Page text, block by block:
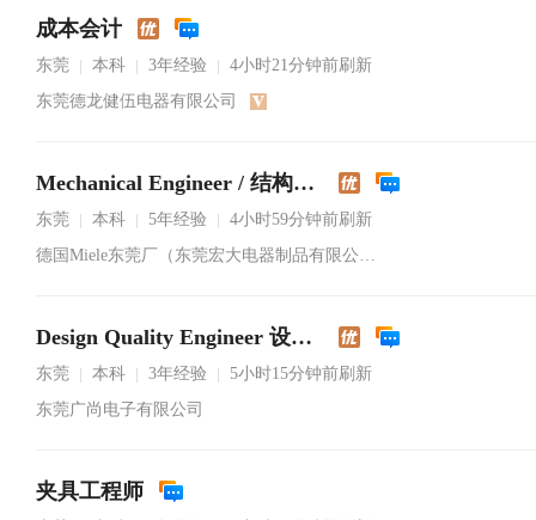
成本会计
东莞 本科 3年经验
4小时21分钟前刷新
东莞德龙健伍电器有限公司
Mechanical Engineer / 结构工程师
东莞 本科 5年经验
4小时59分钟前刷新
德国Miele东莞厂（东莞宏大电器制品有限公司）
Design Quality Engineer 设计品质工程师
东莞 本科 3年经验
5小时15分钟前刷新
东莞广尚电子有限公司
夹具工程师